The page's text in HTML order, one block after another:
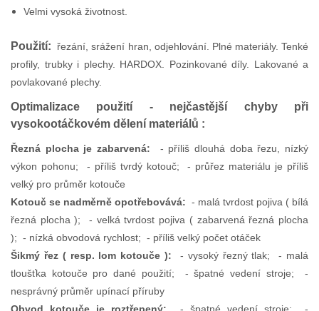
Velmi vysoká životnost.
Použití: řezání, srážení hran, odjehlování. Plné materiály. Tenké
profily, trubky i plechy. HARDOX. Pozinkované díly. Lakované a
povlakované plechy.
Optimalizace použití - nejčastější chyby při
vysokootáčkovém dělení materiálů :
Řezná plocha je zabarvená: - příliš dlouhá doba řezu, nízký
výkon pohonu; - příliš tvrdý kotouč; - průřez materiálu je příliš
velký pro průměr kotouče
Kotouč se nadměrně opotřebovává: - malá tvrdost pojiva ( bílá
řezná plocha ); - velká tvrdost pojiva ( zabarvená řezná plocha
); - nízká obvodová rychlost; - příliš velký počet otáček
Šikmý řez ( resp. lom kotouče ):
- vysoký řezný tlak; - malá
tloušťka kotouče pro dané použití; - špatné vedení stroje; -
nesprávný průměr upínací příruby
Obvod kotouče je roztřepený: - špatné vedení stroje; -